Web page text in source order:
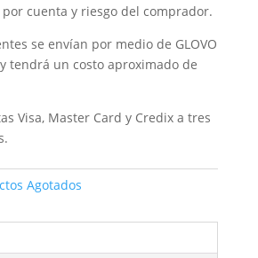
cuenta y riesgo del comprador.
se envían por medio de GLOVO
tendrá un costo aproximado de
Visa, Master Card y Credix a tres
Agotados